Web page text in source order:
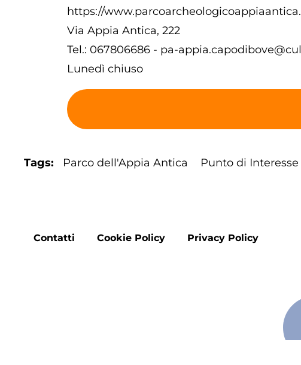
https://
Via Appia Antica, 222
Tel.: 067806686- pa-
Lunedì chiuso
Tags Parco dell'Appia Antica Punto di Interesse
Footer
Contatti Cookie Policy Privacy Policy